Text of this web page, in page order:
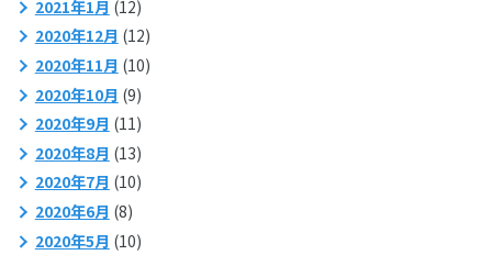
2021年1月 (12)
2020年12月 (12)
2020年11月 (10)
2020年10月 (9)
2020年9月 (11)
2020年8月 (13)
2020年7月 (10)
2020年6月 (8)
2020年5月 (10)